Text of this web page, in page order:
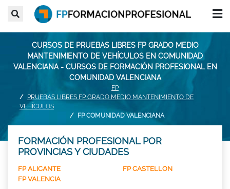
CURSOS DE PRUEBAS LIBRES FP GRADO MEDIO
MANTENIMIENTO DE VEHÍCULOS EN COMUNIDAD
VALENCIANA - CURSOS DE FORMACIÓN PROFESIONAL EN
COMUNIDAD VALENCIANA
FP
PRUEBAS LIBRES FP GRADO MEDIO MANTENIMIENTO DE
VEHÍCULOS
FP COMUNIDAD VALENCIANA
FORMACIÓN PROFESIONAL POR
PROVINCIAS Y CIUDADES
FP ALICANTE
FP CASTELLON
FP VALENCIA